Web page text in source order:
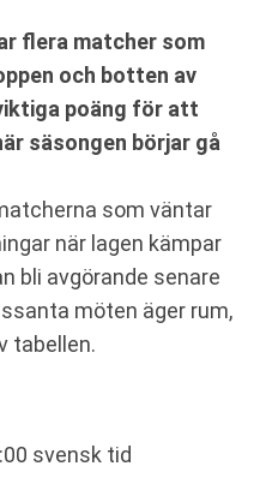
flera matcher som
och botten av
poäng för att
säsongen börjar gå
som väntar
när lagen kämpar
bli avgörande senare
möten äger rum,
tabellen.
svensk tid